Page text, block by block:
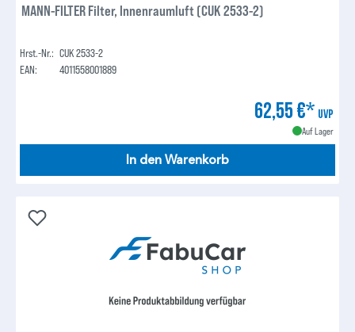
MANN-FILTER Filter, Innenraumluft (CUK 2533-2)
Hrst.-Nr.: CUK 2533-2
EAN:
4011558001889
62,55 €* UVP
Auf Lager
In den Warenkorb